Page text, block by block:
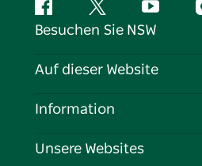
FacebookTwitter YouTube
Besuchen Sie NSW
Kontaktieren Sie uns
Cookie-Hinweis
Auf dieser Website
Reiseziele
Information
Reiseinformationen
Unsere Websites